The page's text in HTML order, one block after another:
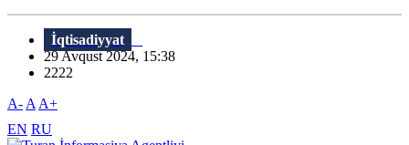
İqtisadiyyat
29 Avqust 2024, 15:38
2222
A- A A+
EN RU